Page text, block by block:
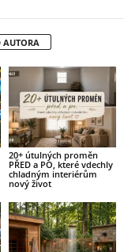
AUTORA
20+ útulných proměn
PŘED a PO, které vdechly
chladným interiérům
nový život